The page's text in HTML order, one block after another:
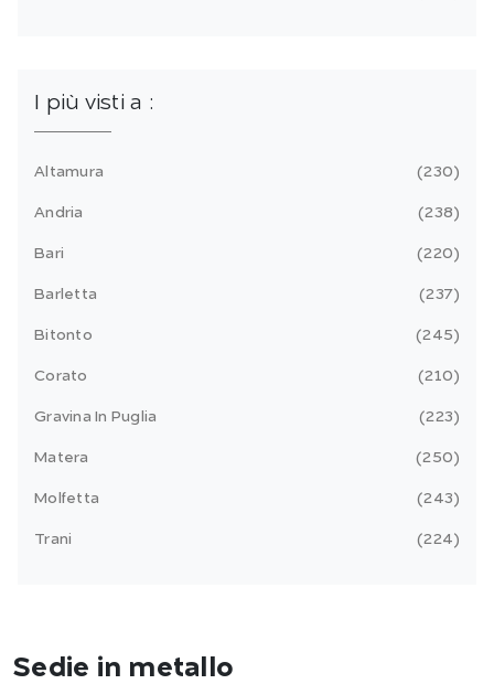
I più visti a :
Altamura 230
Andria 238
Bari 220
Barletta 237
Bitonto 245
Corato 210
Gravina In Puglia 223
Matera 250
Molfetta 243
Trani 224
Sedie in metallo